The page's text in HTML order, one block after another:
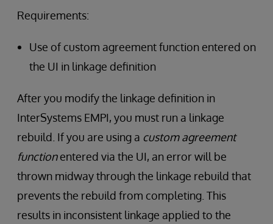
Requirements:
Use of custom agreement function entered on
the UI in linkage definition
After you modify the linkage definition in
InterSystems EMPI, you must run a linkage
rebuild. If you are using a custom agreement
functionentered via the UI, an error will be
thrown midway through the linkage rebuild that
prevents the rebuild from completing. This
results in inconsistent linkage applied to the